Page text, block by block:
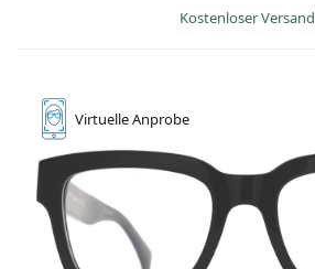
Kostenloser Versand
VirtuelleAnprobe